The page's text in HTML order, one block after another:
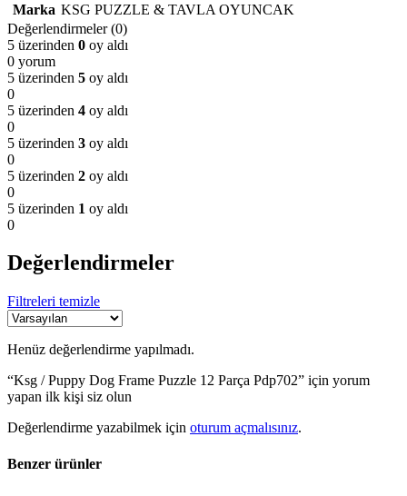
Marka KSG PUZZLE & TAVLA OYUNCAK
Değerlendirmeler (0)
5 üzerinden 0 oy aldı
0 yorum
5 üzerinden 5 oy aldı
0
5 üzerinden 4 oy aldı
0
5 üzerinden 3 oy aldı
0
5 üzerinden 2 oy aldı
0
5 üzerinden 1 oy aldı
0
Değerlendirmeler
Filtreleri temizle
Henüz değerlendirme yapılmadı.
“Ksg / Puppy Dog Frame Puzzle 12 Parça Pdp702” için yorum
yapan ilk kişi siz olun
Değerlendirme yazabilmek için oturum açmalısınız.
Benzer ürünler